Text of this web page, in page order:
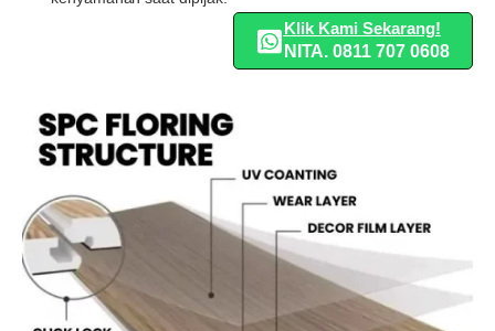
Klik Kami Sekarang!
NITA. 0811 707 0608